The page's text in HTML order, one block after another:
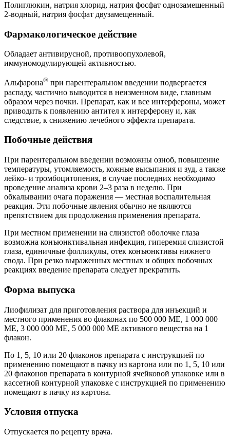
Полиглюкин, натрия хлорид, натрия фосфат однозамещенный
2-водный, натрия фосфат двузамещенный.
Фармакологическое действие
Обладает антивирусной, противоопухолевой,
иммуномодулирующей активностью.
Альфарона® при парентеральном введении подвергается
распаду, частично выводится в неизменном виде, главным
образом через почки. Препарат, как и все интерфероны, может
приводить к появлению антител к интерферону и, как
следствие, к снижению лечебного эффекта препарата.
Побочные действия
При парентеральном введении возможны озноб, повышение
температуры, утомляемость, кожные высыпания и зуд, а также
лейко- и тромбоцитопения, в случае последних необходимо
проведение анализа крови 2–3 раза в неделю. При
обкалывании очага поражения — местная воспалительная
реакция. Эти побочные явления обычно не являются
препятствием для продолжения применения препарата.
При местном применении на слизистой оболочке глаза
возможна конъюнктивальная инфекция, гиперемия слизистой
глаза, единичные фолликулы, отек конъюнктивы нижнего
свода. При резко выраженных местных и общих побочных
реакциях введение препарата следует прекратить.
Форма выпуска
Лиофилизат для приготовления раствора для инъекций и
местного применения во флаконах по 500 000 ME, 1 000 000
ME, 3 000 000 ME, 5 000 000 ME активного вещества на 1
флакон.
По 1, 5, 10 или 20 флаконов препарата с инструкцией по
применению помещают в пачку из картона или по 1, 5, 10 или
20 флаконов препарата в контурной ячейковой упаковке или в
кассетной контурной упаковке с инструкцией по применению
помещают в пачку из картона.
Условия отпуска
Отпускается по рецепту врача.